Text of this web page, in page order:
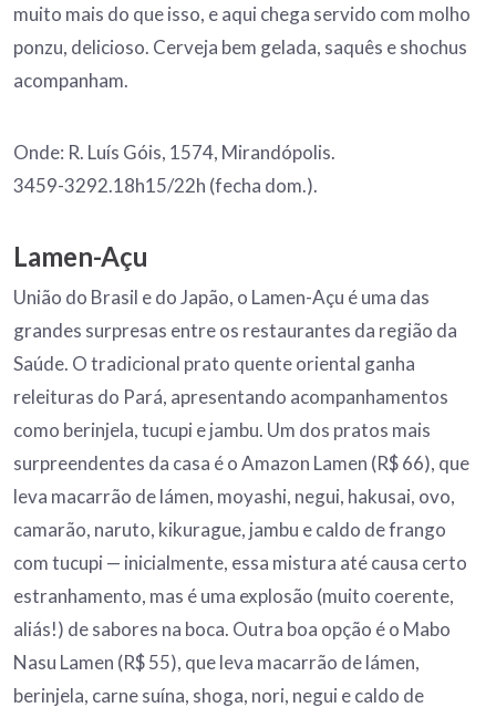
muito mais do que isso, e aqui chega servido com molho
ponzu, delicioso. Cerveja bem gelada, saquês e shochus
acompanham.
Onde: R. Luís Góis, 1574, Mirandópolis.
3459-3292.18h15/22h (fecha dom.).
Lamen-Açu
União do Brasil e do Japão, o Lamen-Açu é uma das
grandes surpresas entre os restaurantes da região da
Saúde. O tradicional prato quente oriental ganha
releituras do Pará, apresentando acompanhamentos
como berinjela, tucupi e jambu. Um dos pratos mais
surpreendentes da casa é o Amazon Lamen (R$ 66), que
leva macarrão de lámen, moyashi, negui, hakusai, ovo,
camarão, naruto, kikurague, jambu e caldo de frango
com tucupi — inicialmente, essa mistura até causa certo
estranhamento, mas é uma explosão (muito coerente,
aliás!) de sabores na boca. Outra boa opção é o Mabo
Nasu Lamen (R$ 55), que leva macarrão de lámen,
berinjela, carne suína, shoga, nori, negui e caldo de